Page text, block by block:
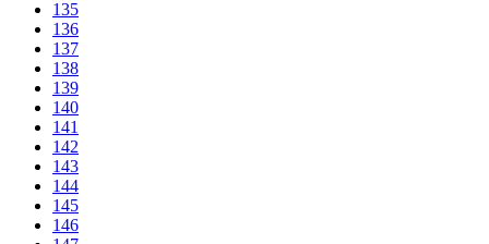
135
136
137
138
139
140
141
142
143
144
145
146